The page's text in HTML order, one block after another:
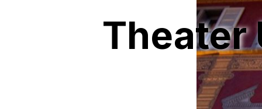
Theater